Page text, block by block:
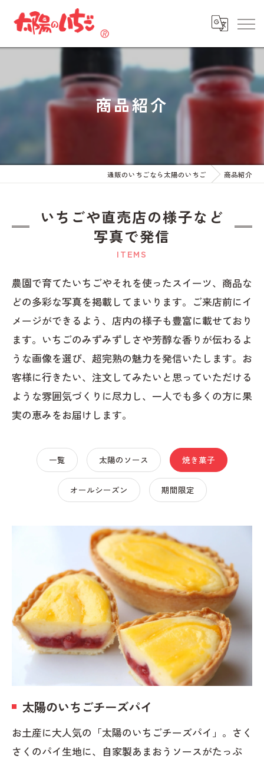
商品紹介
通販のいちごなら太陽のいちご 商品紹介
いちごや直売店の様子など
写真で発信
ITEMS
農園で育てたいちごやそれを使ったスイーツ、商品な
どの多彩な写真を掲載してまいります。ご来店前にイ
メージができるよう、店内の様子も豊富に載せており
ます。いちごのみずみずしさや芳醇な香りが伝わるよ
うな画像を選び、超完熟の魅力を発信いたします。お
客様に行きたい、注文してみたいと思っていただける
ような雰囲気づくりに尽力し、一人でも多くの方に果
実の恵みをお届けします。
一覧 太陽のソース 焼き菓子
オールシーズン 期間限定
太陽のいちごチーズパイ
お土産に大人気の「太陽のいちごチーズパイ」。さく
さくのパイ生地に、自家製あまおうソースがたっぷ